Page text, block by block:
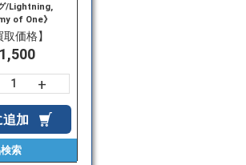
/Lightning,
of One》
BF] 金R
取価格】
+
追加
検索